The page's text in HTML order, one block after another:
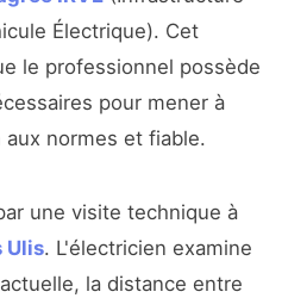
Électrique). Cet
le professionnel possède
pour mener à
normes et fiable.
une visite technique à
Ulis. L'électricien examine
la distance entre